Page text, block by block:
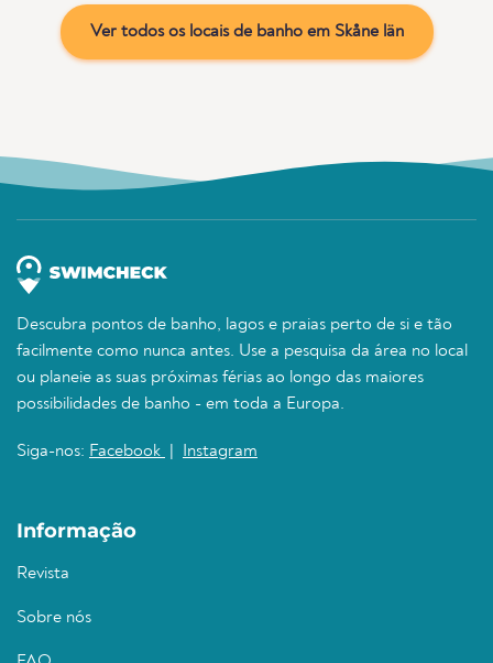
Ver todos os locais de banho em Skåne län
Descubra pontos de banho, lagos e praias perto de si e tão
facilmente como nunca antes. Use a pesquisa da área no local
ou planeie as suas próximas férias ao longo das maiores
possibilidades de banho - em toda a Europa.
Siga-nos: Facebook Instagram
Informação
Revista
Sobre nós